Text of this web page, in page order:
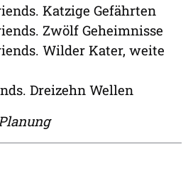
Katzige Gefährten
Zwölf Geheimnisse
Wilder Kater, weite
Dreizehn Wellen